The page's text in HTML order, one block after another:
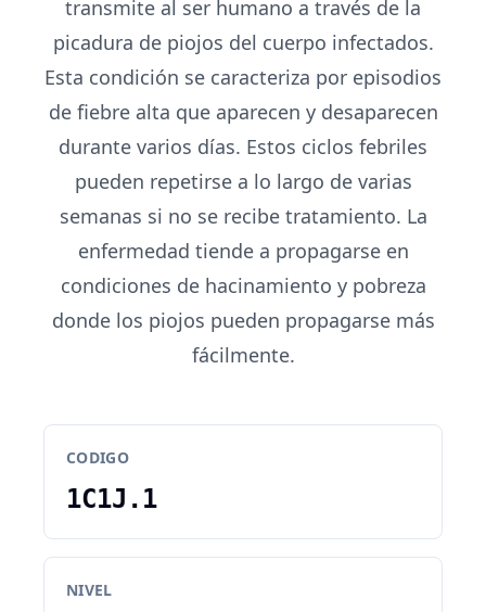
transmite al ser humano a través de la
picadura de piojos del cuerpo infectados.
Esta condición se caracteriza por episodios
de fiebre alta que aparecen y desaparecen
durante varios días. Estos ciclos febriles
pueden repetirse a lo largo de varias
semanas si no se recibe tratamiento. La
enfermedad tiende a propagarse en
condiciones de hacinamiento y pobreza
donde los piojos pueden propagarse más
fácilmente.
CODIGO
1C1J.1
NIVEL